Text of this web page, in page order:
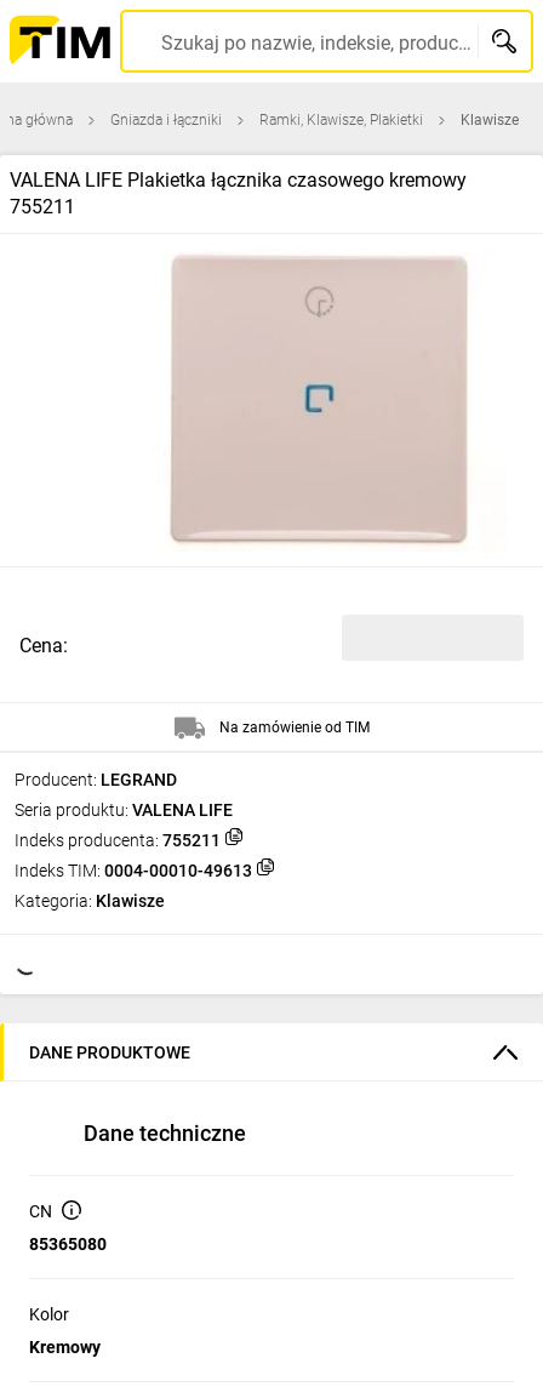
Szukaj po nazwie, indeksie, producencie, kodzie kreskowym...
główna Gniazda i łączniki Ramki, Klawisze, Plakietki Klawisze
VALENA LIFE Plakietka łącznika czasowego kremowy
755211
Producent: LEGRAND
Seria produktu: VALENA LIFE
Indeks producenta: 755211
Indeks TIM: 0004-00010-49613
Kategoria: Klawisze
Cena:
Na zamówienie od TIM
DANE PRODUKTOWE
Dane techniczne
CN
85365080
Kolor
Kremowy